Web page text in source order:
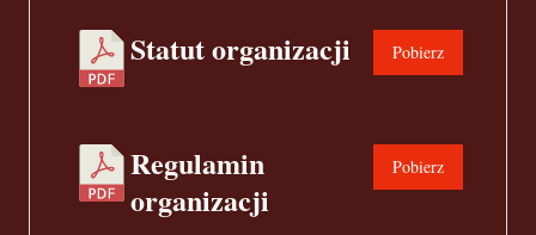
Statut organizacji Pobierz
Regulamin
organizacji
Pobierz